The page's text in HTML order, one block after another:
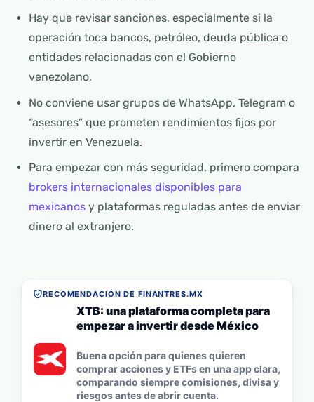
Hay que revisar sanciones, especialmente si la
operación toca bancos, petróleo, deuda pública o
entidades relacionadas con el Gobierno
venezolano.
No conviene usar grupos de WhatsApp, Telegram o
“asesores” que prometen rendimientos fijos por
invertir en Venezuela.
Para empezar con más seguridad, primero compara
brokers internacionales disponibles para
mexicanosy plataformas reguladas antes de enviar
dinero al extranjero.
RECOMENDACIÓN DE FINANTRES.MX
XTB: una plataforma completa para
empezar a invertir desde México
Buena opción para quienes quieren
comprar acciones y ETFs en una app clara,
comparando siempre comisiones, divisa y
riesgos antes de abrir cuenta.